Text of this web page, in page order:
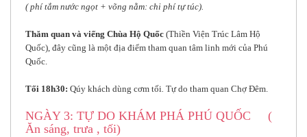
( phí tắm nước ngọt + võng nằm: chi phí tự túc).
Thăm quan và viếng Chùa Hộ Quốc (Thiền Viện Trúc Lâm Hộ
Quốc), đây cũng là một địa điểm tham quan tâm linh mới của Phú
Quốc.
Tối 18h30: Qúy khách dùng cơm tối. Tự do tham quan Chợ Đêm.
NGÀY 3: TỰ DO KHÁM PHÁ PHÚ QUỐC (
Ăn sáng, trưa , tối)